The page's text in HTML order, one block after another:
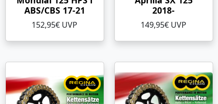
ABS/CBS 17-21
152,95€ UVP
2018-
149,95€ UVP